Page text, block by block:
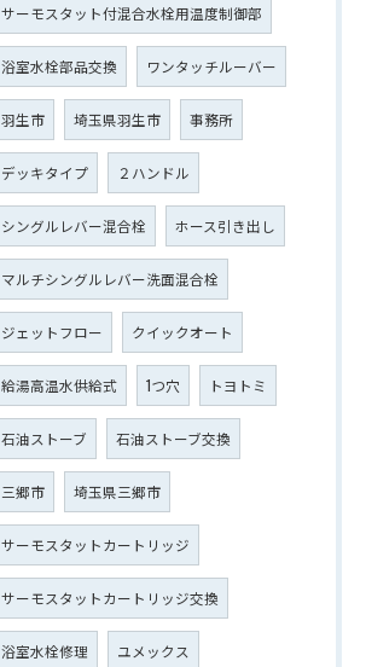
サーモスタット付混合水栓用温度制御部
浴室水栓部品交換 ワンタッチルーバー
羽生市 埼玉県羽生市 事務所
デッキタイプ ２ハンドル
シングルレバー混合栓 ホース引き出し
マルチシングルレバー洗面混合栓
ジェットフロー クイックオート
給湯高温水供給式 1つ穴 トヨトミ
石油ストーブ 石油ストーブ交換
三郷市 埼玉県三郷市
サーモスタットカートリッジ
サーモスタットカートリッジ交換
浴室水栓修理 ユメックス